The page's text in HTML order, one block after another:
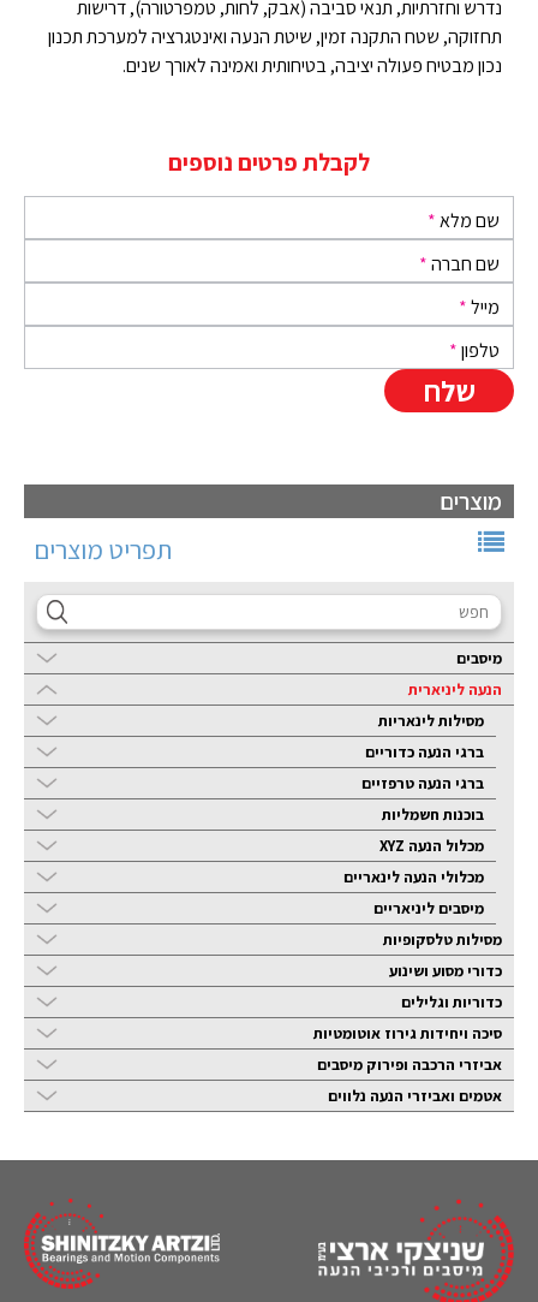
מוצרים
תפריט מוצרים
מיסבים
הנעה ליניארית
מסילות לינאריות
ברגי הנעה כדוריים
ברגי הנעה טרפזיים
בוכנות חשמליות
מכלול הנעה XYZ
מכלולי הנעה לינאריים
מיסבים ליניאריים
מסילות טלסקופיות
כדורי מסוע ושינוע
כדוריות וגלילים
סיכה ויחידות גירוז אוטומטיות
אביזרי הרכבה ופירוק מיסבים
אטמים ואביזרי הנעה נלווים
נדרש וחזרתיות, תנאי סביבה (אבק, לחות, טמפרטורה), דרישות
תחזוקה, שטח התקנה זמין, שיטת הנעה ואינטגרציה למערכת תכנון
נכון מבטיח פעולה יציבה, בטיחותית ואמינה לאורך שנים.
לקבלת פרטים נוספים
שם מלא*
שם חברה*
מייל*
טלפון*